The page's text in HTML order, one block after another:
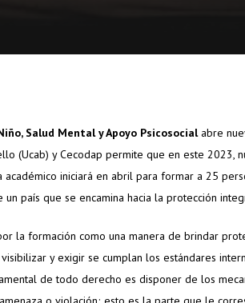
Salud Mental y Apoyo Psicosocialabre
(Ucab) y Cecodap permite que en este 2023,
iniciará en abril para formar a 25
país que se encamina hacia la protección
la formación como una manera de brindar
y exigir se cumplan los estándares
de todo derecho es disponer de los